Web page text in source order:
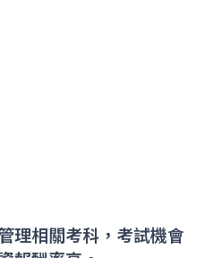
理相關考科，考試機會